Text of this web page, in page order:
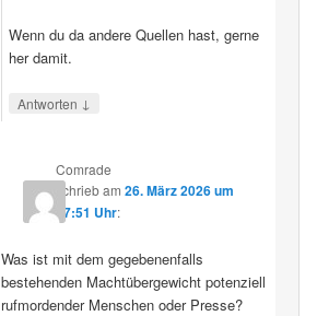
Wenn du da andere Quellen hast, gerne
her damit.
Antworten ↓
Comrade
schriebam 26. März 2026 um
17:51 Uhr:
Was ist mit dem gegebenenfalls
bestehenden Machtübergewicht potenziell
rufmordender Menschen oder Presse?